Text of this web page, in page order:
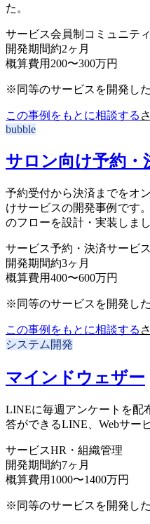
た。
サービス会員制コミュニテ
開発期間約2ヶ月
概算費用 200〜300万円
※同等のサービスを開発し
この事例をもとに相談する
bubble
サロン向け予約・
予約受付から決済までをオ
けサービスの開発事例です
のフローを設計・実装しまし
サービス予約・決済サービス
開発期間約3ヶ月
概算費用400〜600万円
※同等のサービスを開発し
この事例をもとに相談する
システム開発
マインドウェザー
LINEに毎週アンケートを配
答ができるLINE、Webサー
サービスHR・組織管理
開発期間約7ヶ月
概算費用 1000〜1400万円
※同等のサービスを開発し